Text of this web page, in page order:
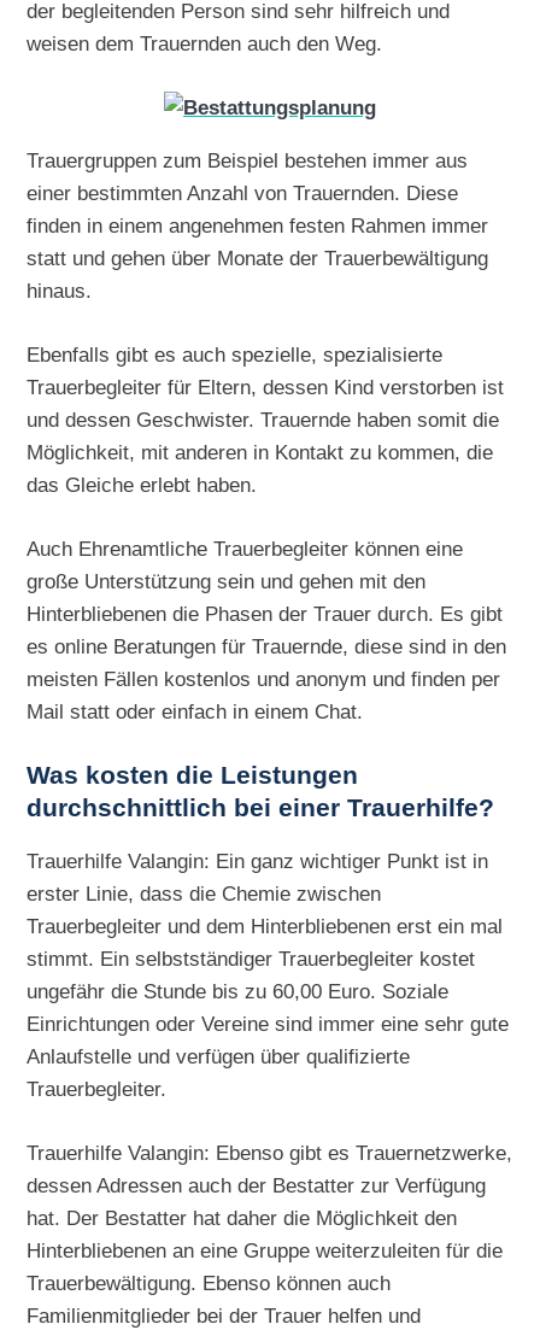
der begleitenden Person sind sehr hilfreich und
weisen dem Trauernden auch den Weg.
Trauergruppen zum Beispiel bestehen immer aus
einer bestimmten Anzahl von Trauernden. Diese
finden in einem angenehmen festen Rahmen immer
statt und gehen über Monate der Trauerbewältigung
hinaus.
Ebenfalls gibt es auch spezielle, spezialisierte
Trauerbegleiter für Eltern, dessen Kind verstorben ist
und dessen Geschwister. Trauernde haben somit die
Möglichkeit, mit anderen in Kontakt zu kommen, die
das Gleiche erlebt haben.
Auch Ehrenamtliche Trauerbegleiter können eine
große Unterstützung sein und gehen mit den
Hinterbliebenen die Phasen der Trauer durch. Es gibt
es online Beratungen für Trauernde, diese sind in den
meisten Fällen kostenlos und anonym und finden per
Mail statt oder einfach in einem Chat.
Was kosten die Leistungen
durchschnittlich bei einer Trauerhilfe?
Trauerhilfe Valangin: Ein ganz wichtiger Punkt ist in
erster Linie, dass die Chemie zwischen
Trauerbegleiter und dem Hinterbliebenen erst ein mal
stimmt. Ein selbstständiger Trauerbegleiter kostet
ungefähr die Stunde bis zu 60,00 Euro. Soziale
Einrichtungen oder Vereine sind immer eine sehr gute
Anlaufstelle und verfügen über qualifizierte
Trauerbegleiter.
Trauerhilfe Valangin: Ebenso gibt es Trauernetzwerke,
dessen Adressen auch der Bestatter zur Verfügung
hat. Der Bestatter hat daher die Möglichkeit den
Hinterbliebenen an eine Gruppe weiterzuleiten für die
Trauerbewältigung. Ebenso können auch
Familienmitglieder bei der Trauer helfen und